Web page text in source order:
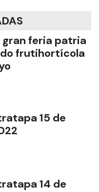
gran feria patria
frutihortícola
15 de
14 de